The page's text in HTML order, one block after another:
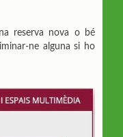
reserva nova o bé
ne alguna si ho